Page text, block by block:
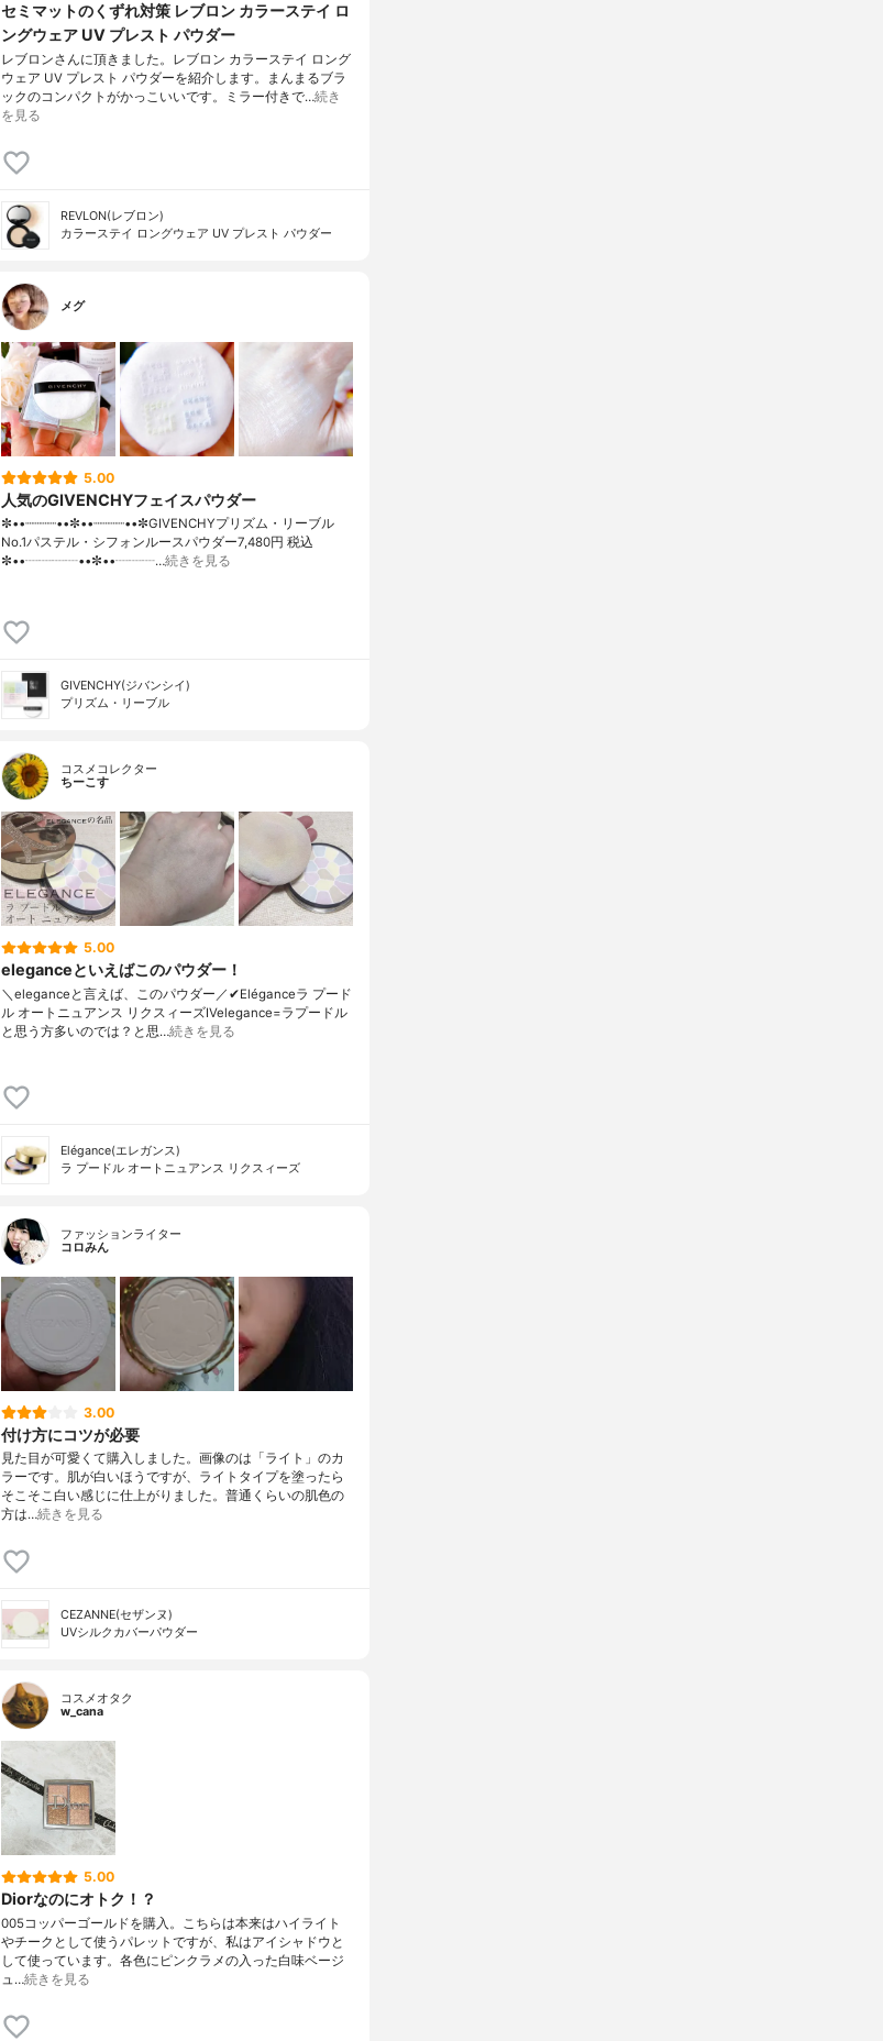
セミマットのくずれ対策 レブロン カラーステイ ロ
ングウェア UV プレスト パウダー
レブロンさんに頂きました。レブロン カラーステイ ロング
ウェア UV プレスト パウダーを紹介します。まんまるブラ
ックのコンパクトがかっこいいです。ミラー付きで…続き
を見る
REVLON(レブロン)
カラーステイ ロングウェア UV プレスト パウダー
メグ
5.00
人気のGIVENCHYフェイスパウダー
✼••┈┈┈┈••✼••┈┈┈┈••✼GIVENCHYプリズム・リーブル
No.1パステル・シフォンルースパウダー7,480円 税込
✼••┈┈┈┈••✼••┈┈┈…続きを見る
GIVENCHY(ジバンシイ)
プリズム・リーブル
コスメコレクター
ちーこす
5.00
eleganceといえばこのパウダー！
＼eleganceと言えば、このパウダー／✔︎Eléganceラ プード
ル オートニュアンス リクスィーズⅣelegance=ラプードル
と思う方多いのでは？と思…続きを見る
Elégance(エレガンス)
ラ プードル オートニュアンス リクスィーズ
ファッションライター
コロみん
3.00
付け方にコツが必要
見た目が可愛くて購入しました。画像のは「ライト」のカ
ラーです。肌が白いほうですが、ライトタイプを塗ったら
そこそこ白い感じに仕上がりました。普通くらいの肌色の
方は…続きを見る
CEZANNE(セザンヌ)
UVシルクカバーパウダー
コスメオタク
w_cana
5.00
Diorなのにオトク！？
005コッパーゴールドを購入。こちらは本来はハイライト
やチークとして使うパレットですが、私はアイシャドウと
して使っています。各色にピンクラメの入った白味ベージ
ュ…続きを見る